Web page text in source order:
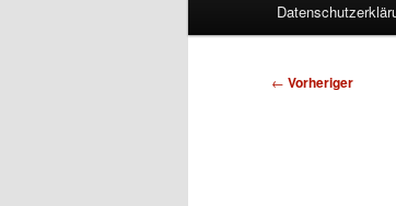
Beitragsnavigation
← Vorheriger